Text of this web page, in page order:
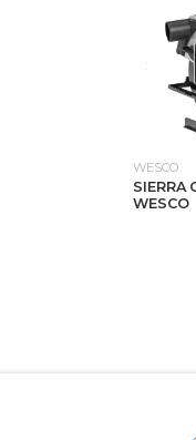
WESCO
SIERRA
WESCO